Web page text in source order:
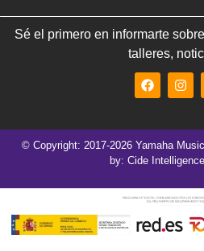
Sé el primero en informarte
talleres,
© Copyright: 2017-2026 Yamaha
by: Cide